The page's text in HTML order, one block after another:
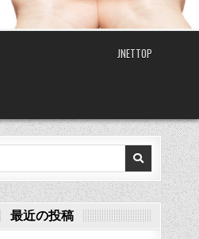
JNETTOP
最近の投稿